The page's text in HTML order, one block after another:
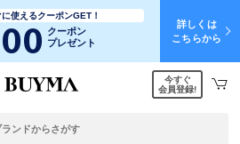
使えるクーポンGET！
クーポン
プレゼント
詳しくは
こちらから
今すぐ
会員登録!